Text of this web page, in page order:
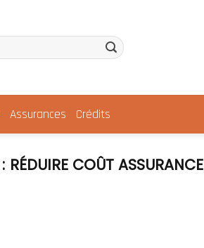
Assurances Crédits
RÉDUIRE COÛT ASSURANCE